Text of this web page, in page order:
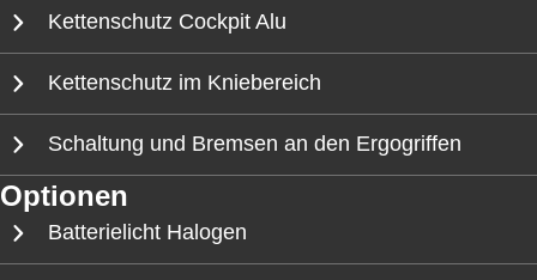
Kettenschutz Cockpit Alu
Kettenschutz im Kniebereich
Schaltung und Bremsen an den Ergogriffen
Optionen
Batterielicht Halogen